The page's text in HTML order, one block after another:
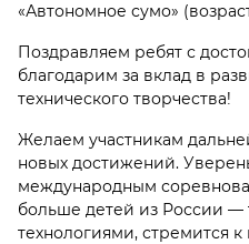
«Автономное сумо»
Поздравляем ребят с
благодарим за вклад в
технического творчества!
Желаем участникам
новых достижений.
международным
больше детей из России —
технологиями,